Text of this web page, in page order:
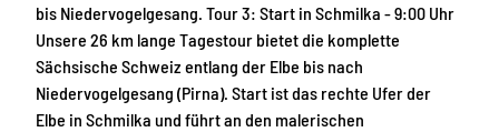
bis Niedervogelgesang. Tour 3: Start in Schmilka - 9:00 Uhr
Unsere 26 km lange Tagestour bietet die komplette
Sächsische Schweiz entlang der Elbe bis nach
Niedervogelgesang (Pirna). Start ist das rechte Ufer der
Elbe in Schmilka und führt an den malerischen